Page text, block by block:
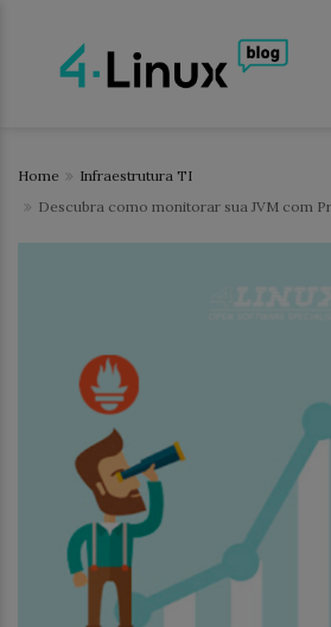
Home
Infraestrutura TI
Descubra como monitorar sua JVM com